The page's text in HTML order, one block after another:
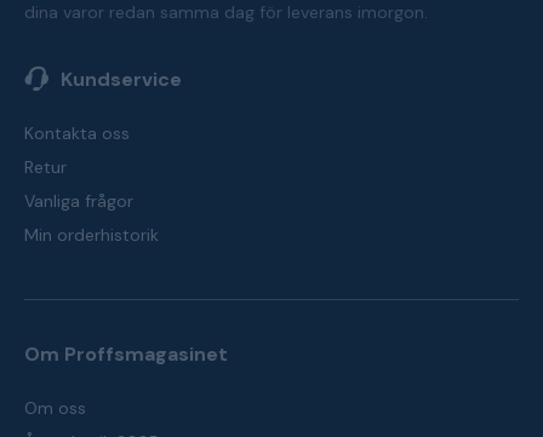
dina varor redan samma dag för leverans imorgon.
Kundservice
Kontakta oss
Retur
Vanliga frågor
Min orderhistorik
Om Proffsmagasinet
Om oss